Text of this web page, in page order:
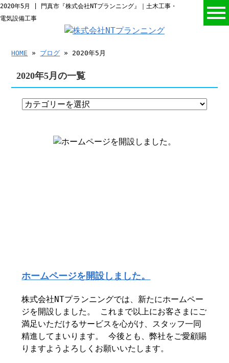
2020年5月 | 門真市『株式会社NTプランニング』｜土木工事・
電気設備工事
HOME » ブログ » 2020年5月
2020年5月の一覧
ホームページを開設しました。
株式会社NTプランニングでは、新たにホームペー
ジを開設しました。 これまで以上にお客さまにご
満足いただけるサービスを心がけ、スタッフ一同
精進してまいります。 今後とも、弊社をご愛顧賜
りますようよろしくお願いいたします。